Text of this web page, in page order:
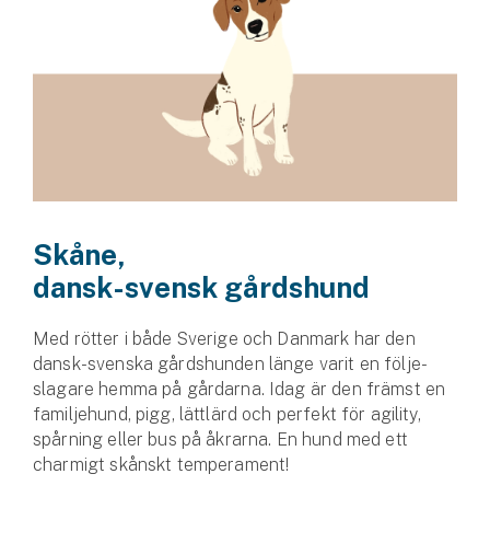
Skåne,
dansk-svensk gårdshund
Med rötter i både Sverige och Danmark har den
dansk-svenska gårdshunden länge varit en följe­
slagare hemma på gårdarna. Idag är den främst en
familjehund, pigg, lättlärd och perfekt för agility,
spårning eller bus på åkrarna. En hund med ett
charmigt skånskt temperament!